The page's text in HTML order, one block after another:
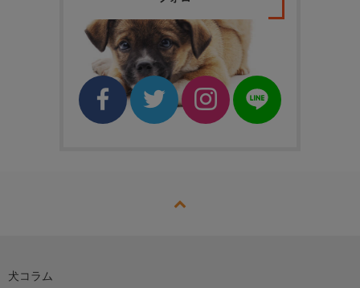
犬コラム